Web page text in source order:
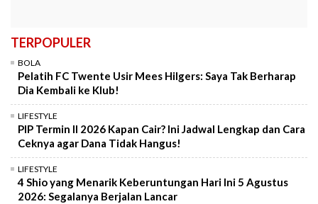
TERPOPULER
BOLA
Pelatih FC Twente Usir Mees Hilgers: Saya Tak Berharap
Dia Kembali ke Klub!
LIFESTYLE
PIP Termin II 2026 Kapan Cair? Ini Jadwal Lengkap dan Cara
Ceknya agar Dana Tidak Hangus!
LIFESTYLE
4 Shio yang Menarik Keberuntungan Hari Ini 5 Agustus
2026: Segalanya Berjalan Lancar